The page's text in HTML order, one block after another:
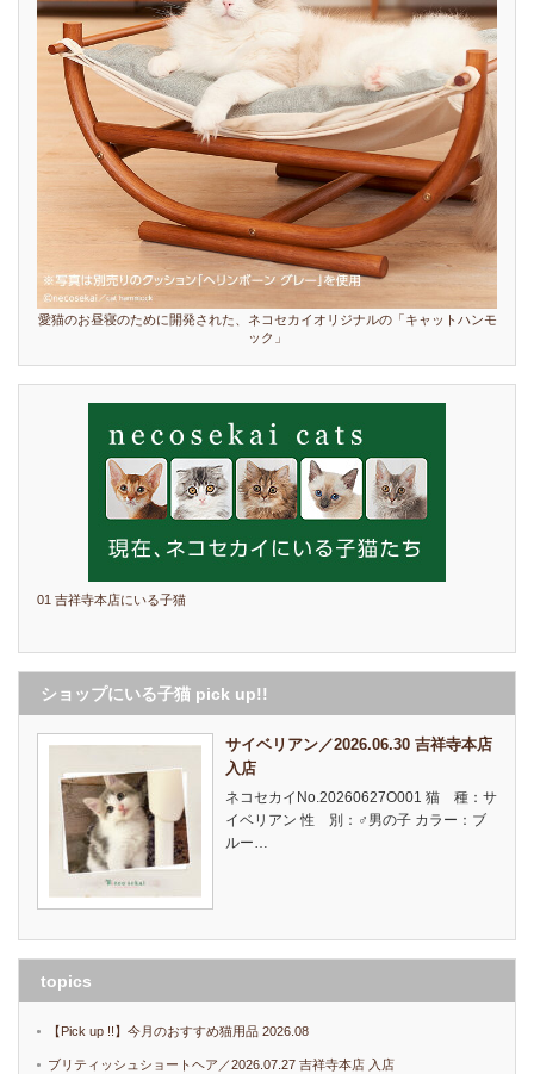
愛猫のお昼寝のために開発された、ネコセカイオリジナルの「キャットハンモ
ック」
01 吉祥寺本店にいる子猫
ショップにいる子猫 pick up!!
サイベリアン／2026.06.30 吉祥寺本店
入店
ネコセカイNo.20260627O001 猫 種：サ
イベリアン 性 別：♂男の子 カラー：ブ
ルー…
topics
【Pick up !!】今月のおすすめ猫用品 2026.08
ブリティッシュショートヘア／2026.07.27 吉祥寺本店 入店